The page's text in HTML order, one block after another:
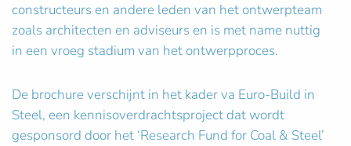
constructeurs en andere leden van het ontwerpteam
zoals architecten en adviseurs en is met name nuttig
in een vroeg stadium van het ontwerpproces.
De brochure verschijnt in het kader va Euro-Build in
Steel, een kennisoverdrachtsproject dat wordt
gesponsord door het ‘Research Fund for Coal & Steel’